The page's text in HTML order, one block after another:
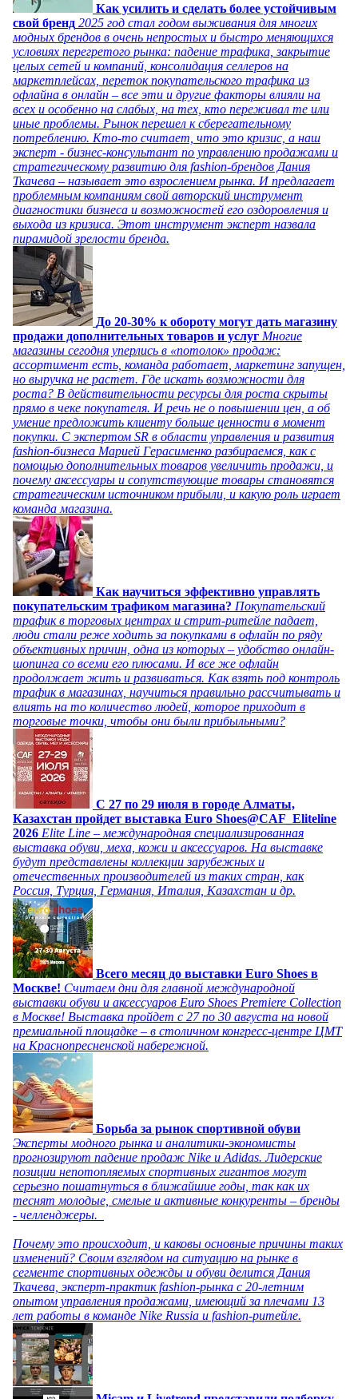
Как усилить и сделать более устойчивым
свой бренд 2025 год стал годом выживания для многих
модных брендов в очень непростых и быстро меняющихся
условиях перегретого рынка: падение трафика, закрытие
целых сетей и компаний, консолидация селлеров на
маркетплейсах, переток покупательского трафика из
офлайна в онлайн – все эти и другие факторы влияли на
всех и особенно на слабых, на тех, кто переживал те или
иные проблемы. Рынок перешел к сберегательному
потреблению. Кто-то считает, что это кризис, а наш
эксперт - бизнес-консультант по управлению продажами и
стратегическому развитию для fashion-брендов Дания
Ткачева – называет это взрослением рынка. И предлагает
проблемным компаниям свой авторский инструмент
диагностики бизнеса и возможностей его оздоровления и
выхода из кризиса. Этот инструмент эксперт назвала
пирамидой зрелости бренда.
До 20-30% к обороту могут дать магазину
продажи дополнительных товаров и услуг Многие
магазины сегодня уперлись в «потолок» продаж:
ассортимент есть, команда работает, маркетинг запущен,
но выручка не растет. Где искать возможности для
роста? В действительности ресурсы для роста скрыты
прямо в чеке покупателя. И речь не о повышении цен, а об
умение предложить клиенту больше ценности в момент
покупки. С экспертом SR в области управления и развития
fashion-бизнеса Марией Герасименко разбираемся, как с
помощью дополнительных товаров увеличить продажи, и
почему аксессуары и сопутствующие товары становятся
стратегическим источником прибыли, и какую роль играет
команда магазина.
Как научиться эффективно управлять
покупательским трафиком магазина? Покупательский
трафик в торговых центрах и стрит-ритейле падает,
люди стали реже ходить за покупками в офлайн по ряду
объективных причин, одна из которых – удобство онлайн-
шопинга со всеми его плюсами. И все же офлайн
продолжает жить и развиваться. Как взять под контроль
трафик в магазинах, научиться правильно рассчитывать и
влиять на то количество людей, которое приходит в
торговые точки, чтобы они были прибыльными?
C 27 по 29 июля в городе Алматы,
Казахстан пройдет выставка Euro Shoes@CAF_Eliteline
2026 Elite Line – международная специализированная
выставка обуви, меха, кожи и аксессуаров. На выставке
будут представлены коллекции зарубежных и
отечественных производителей из таких стран, как
Россия, Турция, Германия, Италия, Казахстан и др.
Всего месяц до выставки Euro Shoes в
Москве! Считаем дни для главной международной
выставки обуви и аксессуаров Euro Shoes Premiere Collection
в Москве! Выставка пройдет с 27 по 30 августа на новой
премиальной площадке – в столичном конгресс-центре ЦМТ
на Краснопресненской набережной.
Борьба за рынок спортивной обуви
Эксперты модного рынка и аналитики-экономисты
прогнозируют падение продаж Nike и Adidas. Лидерские
позиции непотопляемых спортивных гигантов могут
серьезно пошатнуться в ближайшие годы, так как их
теснят молодые, смелые и активные конкуренты – бренды
- челленджеры.
Почему это происходит, и каковы основные причины таких
изменений? Своим взглядом на ситуацию на рынке в
сегменте спортивных одежды и обуви делится Дания
Ткачева, эксперт-практик fashion-рынка с 20-летним
опытом управления продажами, имеющий за плечами 13
лет работы в команде Nike Russia и fashion-ритейле.